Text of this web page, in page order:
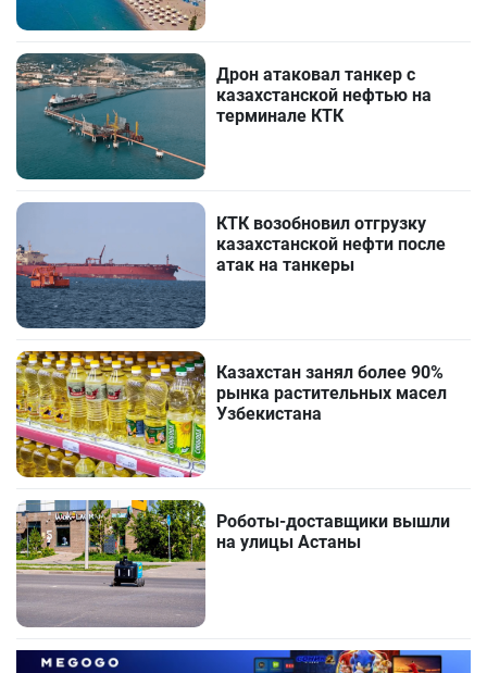
Дрон атаковал танкер с
казахстанской нефтью на
терминале КТК
КТК возобновил отгрузку
казахстанской нефти после
атак на танкеры
Казахстан занял более 90%
рынка растительных масел
Узбекистана
Роботы-доставщики вышли
на улицы Астаны